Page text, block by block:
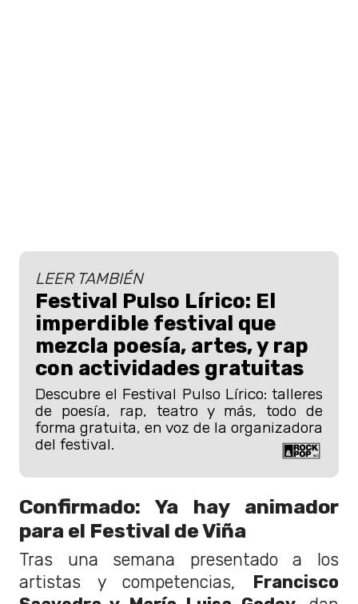
LEER TAMBIÉN
Festival Pulso Lírico: El
imperdible festival que
mezcla poesía, artes, y rap
con actividades gratuitas
Descubre el Festival Pulso Lírico: talleres
de poesía, rap, teatro y más, todo de
forma gratuita, en voz de la organizadora
del festival.
Confirmado: Ya hay animador
para el Festival de Viña
Tras una semana presentado a los
artistas y competencias, Francisco